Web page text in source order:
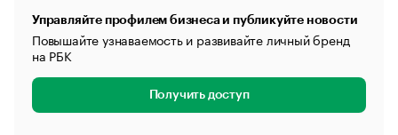
Управляйте профилем бизнеса и публикуйте новости
Повышайте узнаваемость и развивайте личный бренд
на РБК
Получить доступ